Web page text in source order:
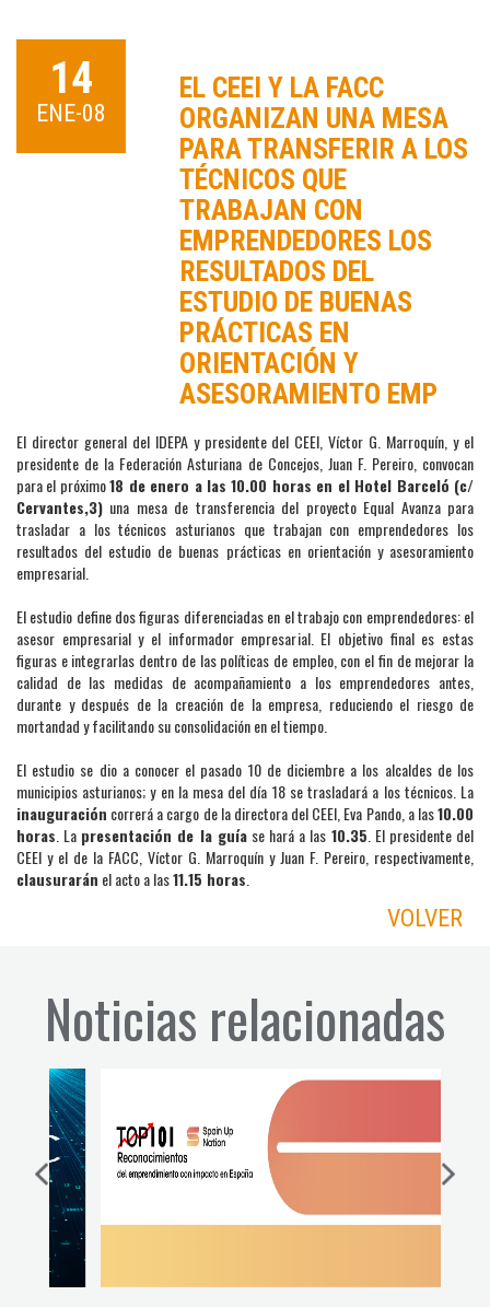
14
ENE-08
EL CEEI Y LA FACC
ORGANIZAN UNA MESA
PARA TRANSFERIR A LOS
TÉCNICOS QUE
TRABAJAN CON
EMPRENDEDORES LOS
RESULTADOS DEL
ESTUDIO DE BUENAS
PRÁCTICAS EN
ORIENTACIÓN Y
ASESORAMIENTO EMP
El director general del IDEPA y presidente del CEEI, Víctor G. Marroquín, y el
presidente de la Federación Asturiana de Concejos, Juan F. Pereiro, convocan
para el próximo18 de enero a las 10.00 horas en el Hotel Barceló (c/
Cervantes,3) una mesa de transferencia del proyecto Equal Avanza para
trasladar a los técnicos asturianos que trabajan con emprendedores los
resultados del estudio de buenas prácticas en orientación y asesoramiento
empresarial.
El estudio define dos figuras diferenciadas en el trabajo con emprendedores: el
asesor empresarial y el informador empresarial. El objetivo final es estas
figuras e integrarlas dentro de las políticas de empleo, con el fin de mejorar la
calidad de las medidas de acompañamiento a los emprendedores antes,
durante y después de la creación de la empresa, reduciendo el riesgo de
mortandad y facilitando su consolidación en el tiempo.
El estudio se dio a conocer el pasado 10 de diciembre a los alcaldes de los
municipios asturianos; y en la mesa del día 18 se trasladará a los técnicos. La
inauguración correrá a cargo de la directora del CEEI, Eva Pando, a las10.00
horas . La presentación de la guíase hará a las 10.35 . El presidente del
CEEI y el de la FACC, Víctor G. Marroquín y Juan F. Pereiro, respectivamente,
clausurarán el acto a las11.15 horas
VOLVER
Noticias relacionadas